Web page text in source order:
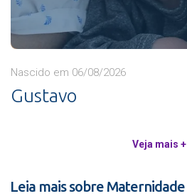
Nascido em 06/08/2026
Gustavo
Veja mais +
Leia mais sobre Maternidade